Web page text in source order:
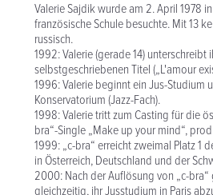
Valerie Sajdik wurde am 2. April 1978
französische Schule besuchte. Mit 13
russisch.
1992: Valerie (gerade 14)
selbstgeschriebenen Titel („L'amour
1996: Valerie beginnt ein Jus-
Konservatorium (Jazz-Fach).
1998: Valerie tritt zum Casting für die
bra“-Single „Make up your mind“,
1999: „c-bra“ erreicht zweimal Platz 1
in Österreich, Deutschland und der
2000: Nach der Auflösung von „c-
gleichzeitig, ihr Jusstudium in Paris